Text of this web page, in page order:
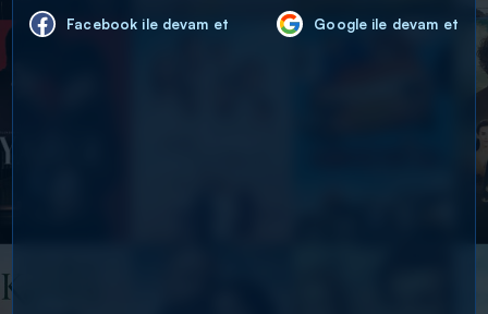
Facebook ile devam et Google ile devam et